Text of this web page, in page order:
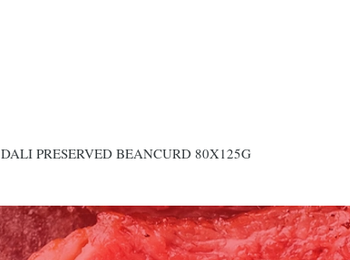
DALI PRESERVED BEANCURD 80X125G